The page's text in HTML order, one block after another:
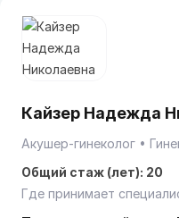
Кайзер Надежда
Акушер-гинеколог
Общий стаж (лет): 20
Где принимает